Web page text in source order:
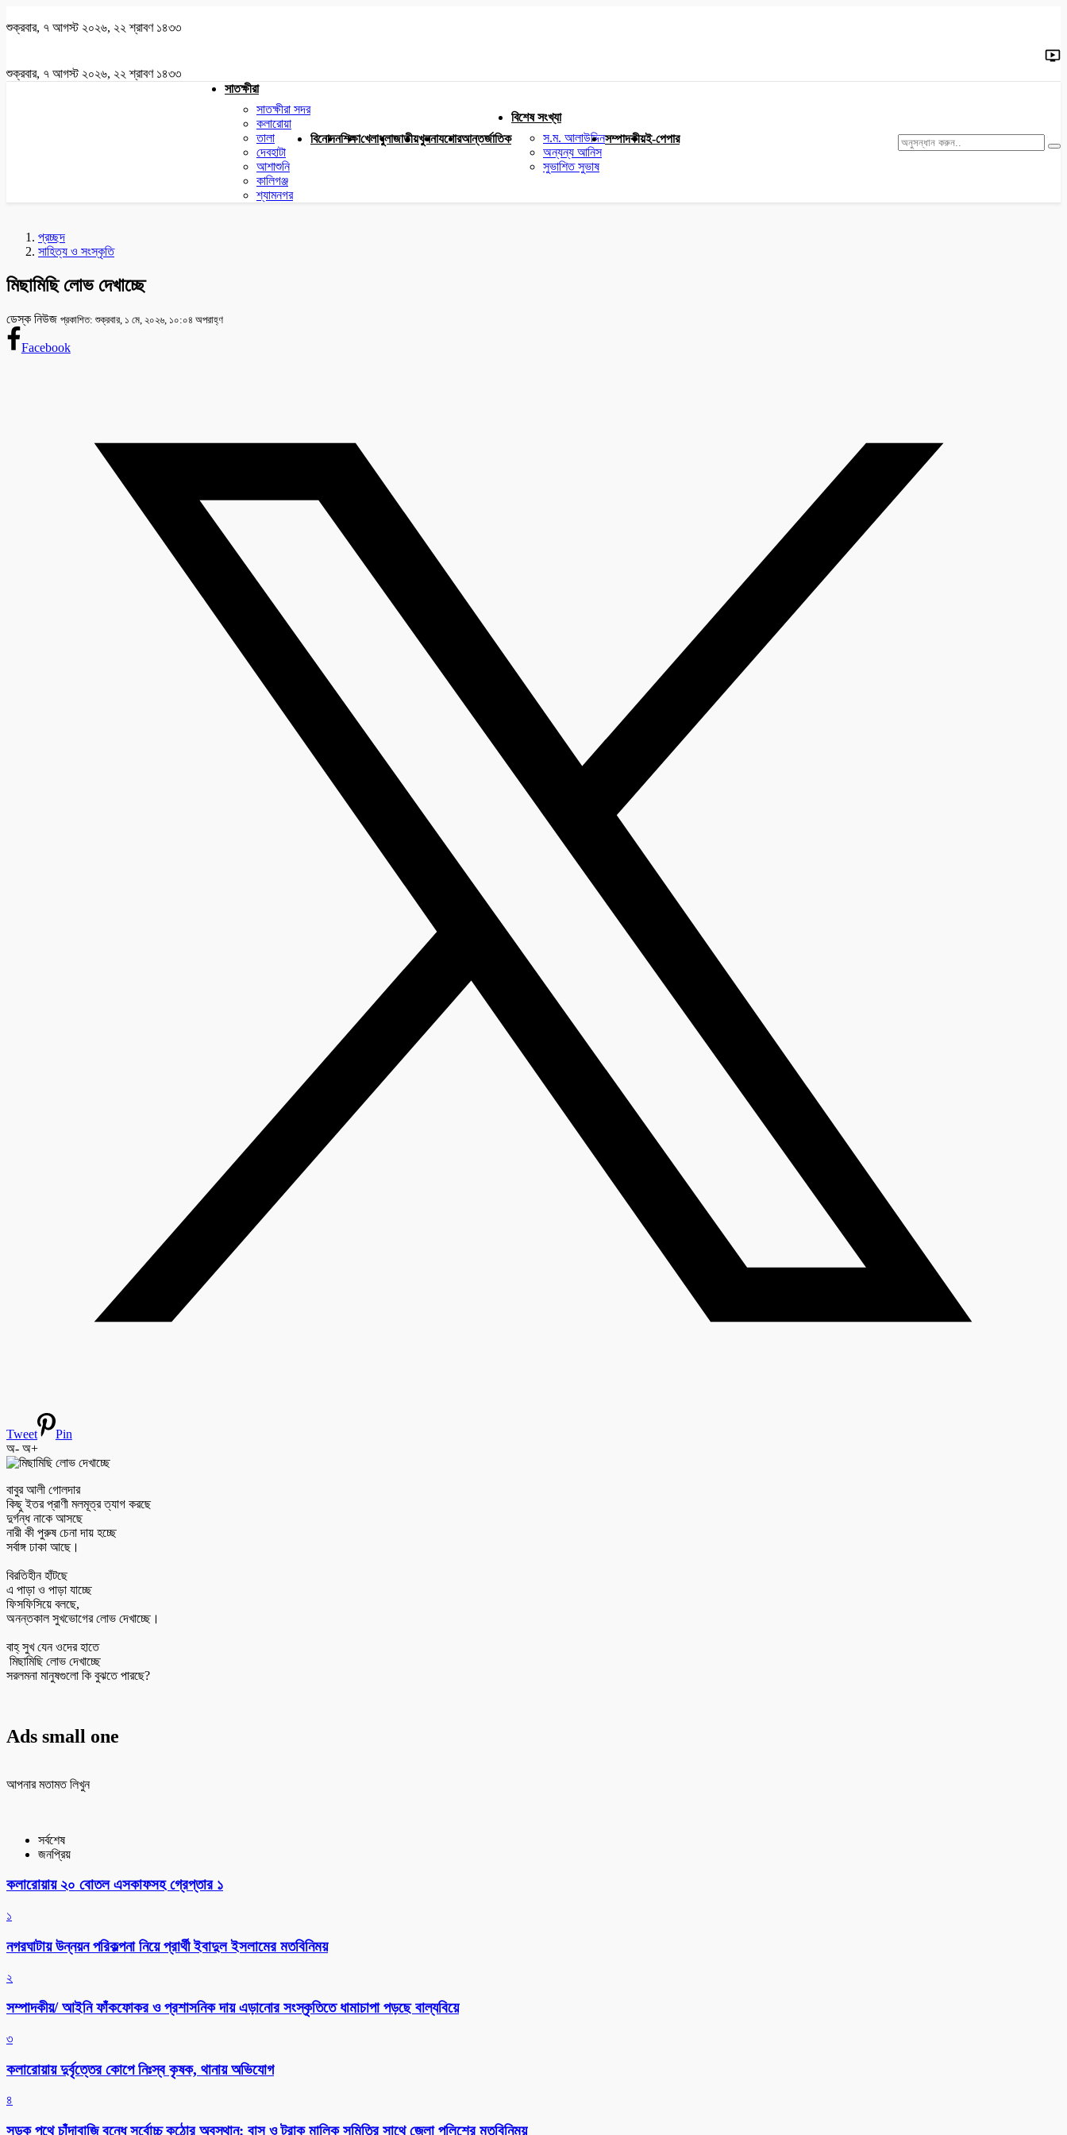
শুক্রবার, ৭ আগস্ট ২০২৬, ২২ শ্রাবণ ১৪৩৩
শুক্রবার, ৭ আগস্ট ২০২৬, ২২ শ্রাবণ ১৪৩৩
সাতক্ষীরা
সাতক্ষীরা সদর
কলারোয়া
তালা
দেবহাটা
আশাশুনি
কালিগঞ্জ
শ্যামনগর
বিনোদনশিক্ষাখেলাধুলাজাতীয়খুলনাযশোরআন্তর্জাতিক
বিশেষ সংখ্যা
স.ম. আলাউদ্দিন
অন্যন্য আনিস
সুভাশিত সুভাষ
সম্পাদকীয়ই-পেপার
প্রচ্ছদ
সাহিত্য ও সংস্কৃতি
মিছামিছি লোভ দেখাচ্ছে
ডেস্ক নিউজ প্রকাশিত: শুক্রবার, ১ মে, ২০২৬, ১০:০৪ অপরাহ্ণ
Facebook
Tweet
Pin
অ- অ+
বাবুর আলী গোলদার
‎‎কিছু ইতর প্রাণী মলমূত্র ত্যাগ করছে
‎দুর্গন্ধ নাকে আসছে
‎নারী কী পুরুষ চেনা দায় হচ্ছে
‎সর্বাঙ্গ ঢাকা আছে।
‎বিরতিহীন হাঁটছে
‎এ পাড়া ও পাড়া যাচ্ছে
‎ফিসফিসিয়ে বলছে,
‎অনন্তকাল সুখভোগের লোভ দেখাচ্ছে।
‎বাহ্ সুখ যেন ওদের হাতে
‎ মিছামিছি লোভ দেখাচ্ছে
‎সরলমনা মানুষগুলো কি বুঝতে পারছে?
Ads small one
আপনার মতামত লিখুন
সর্বশেষ
জনপ্রিয়
কলারোয়ায় ২০ বোতল এসকাফসহ গ্রেপ্তার ১
১
নগরঘাটায় উন্নয়ন পরিকল্পনা নিয়ে প্রার্থী ইবাদুল ইসলামের মতবিনিময়
২
সম্পাদকীয়/ আইনি ফাঁকফোকর ও প্রশাসনিক দায় এড়ানোর সংস্কৃতিতে ধামাচাপা পড়ছে বাল্যবিয়ে
৩
কলারোয়ায় দুর্বৃত্তের কোপে নিঃস্ব কৃষক, থানায় অভিযোগ
৪
সড়ক পথে চাঁদাবাজি বন্ধে সর্বোচ্চ কঠোর অবস্থান: বাস ও ট্রাক মালিক সমিতির সাথে জেলা পুলিশের মতবিনিময়